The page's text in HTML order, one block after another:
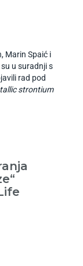
Marin Spaić i
u suradnji s
rad pod
strontium